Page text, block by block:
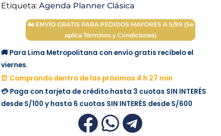
Etiqueta: Agenda Planner Clásica
🏍 ENVÍO GRATIS PARA PEDIDOS MAYORES A S/99 (Se
aplica Términos y Condiciones)
🚚 Para Lima Metropolitana con envío gratis recíbelo el
viernes.
⏰ Comprando dentro de las próximas 4 h 27 min
💳 Paga con tarjeta de crédito hasta 3 cuotas SIN INTERÉS
desde S/100 y hasta 6 cuotas SIN INTERÉS desde S/600